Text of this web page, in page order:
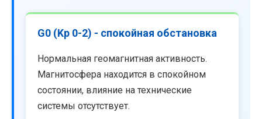
G0 (Kp 0-2) - спокойная обстановка
Нормальная геомагнитная активность.
Магнитосфера находится в спокойном
состоянии, влияние на технические
системы отсутствует.